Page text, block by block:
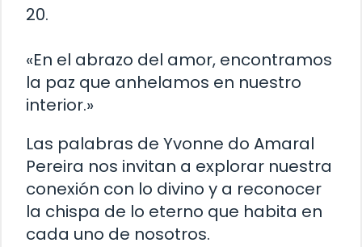
20.
«En el abrazo del amor, encontramos
la paz que anhelamos en nuestro
interior.»
Las palabras de Yvonne do Amaral
Pereira nos invitan a explorar nuestra
conexión con lo divino y a reconocer
la chispa de lo eterno que habita en
cada uno de nosotros.